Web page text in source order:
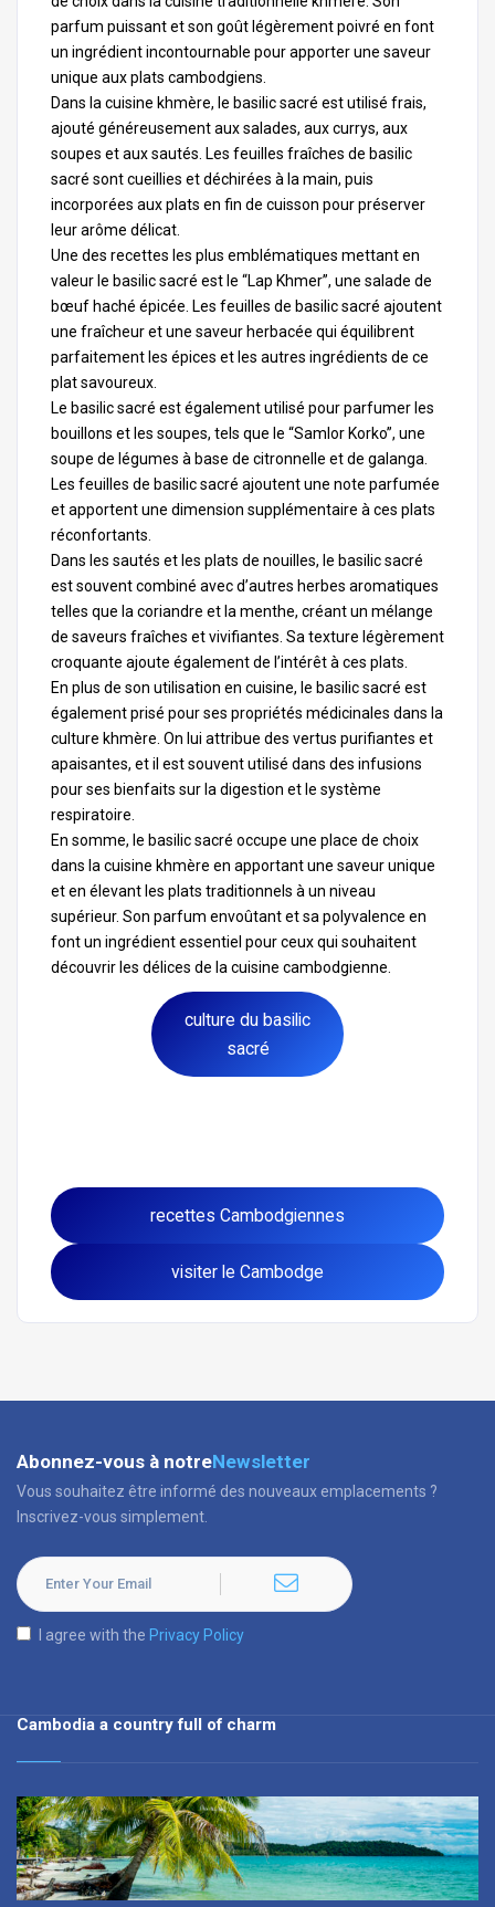
parfum puissant et son goût légèrement poivré en font
un ingrédient incontournable pour apporter une saveur
unique aux plats cambodgiens.
Dans la cuisine khmère, le basilic sacré est utilisé frais,
ajouté généreusement aux salades, aux currys, aux
soupes et aux sautés. Les feuilles fraîches de basilic
sacré sont cueillies et déchirées à la main, puis
incorporées aux plats en fin de cuisson pour préserver
leur arôme délicat.
Une des recettes les plus emblématiques mettant en
valeur le basilic sacré est le “Lap Khmer”, une salade de
bœuf haché épicée. Les feuilles de basilic sacré ajoutent
une fraîcheur et une saveur herbacée qui équilibrent
parfaitement les épices et les autres ingrédients de ce
plat savoureux.
Le basilic sacré est également utilisé pour parfumer les
bouillons et les soupes, tels que le “Samlor Korko”, une
soupe de légumes à base de citronnelle et de galanga
Les feuilles de basilic sacré ajoutent une note parfumée
et apportent une dimension supplémentaire à ces plats
réconfortants.
Dans les sautés et les plats de nouilles, le basilic sacré
est souvent combiné avec d’autres herbes aromatiques
telles que la coriandre et la menthe, créant un mélange
de saveurs fraîches et vivifiantes. Sa texture légèrement
croquante ajoute également de l’intérêt à ces plats.
En plus de son utilisation en cuisine, le basilic sacré est
également prisé pour ses propriétés médicinales dans la
culture khmère. On lui attribue des vertus purifiantes et
apaisantes, et il est souvent utilisé dans des infusions
pour ses bienfaits sur la digestion et le système
respiratoire.
En somme, le basilic sacré occupe une place de choix
dans la cuisine khmère en apportant une saveur unique
et en élevant les plats traditionnels à un niveau
supérieur. Son parfum envoûtant et sa polyvalence en
font un ingrédient essentiel pour ceux qui souhaitent
découvrir les délices de la cuisine cambodgienne.
culture du basilic
sacré
recettes Cambodgiennes
visiter le Cambodge
Abonnez-vous à notreNewsletter
Vous souhaitez être informé des nouveaux emplacements ?
Inscrivez-vous simplement.
I agree with the Privacy Policy
Cambodia a country full of charm